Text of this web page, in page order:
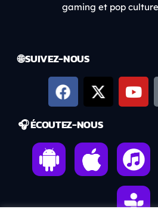
gaming et pop
🌐 SUIVEZ-NOUS
🎧 ÉCOUTEZ-NOUS